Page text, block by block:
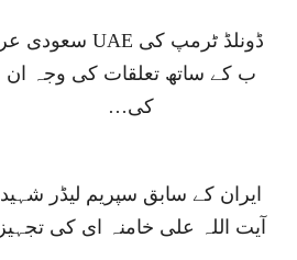
ڈونلڈ ٹرمپ کی UAE سعودی عر
ب کے ساتھ تعلقات کی وجہ ان
کی…
ایران کے سابق سپریم لیڈر شہید
آیت اللہ علی خامنہ ای کی تجہیز